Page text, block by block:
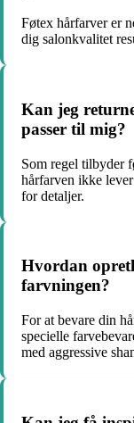
Føtex hårfarver er
dig salonkvalitet
Kan jeg
passer til mig?
Som regel tilbyder
hårfarven ikke
for detaljer.
Hvordan
farvningen?
For at bevare din
specielle
med aggressive